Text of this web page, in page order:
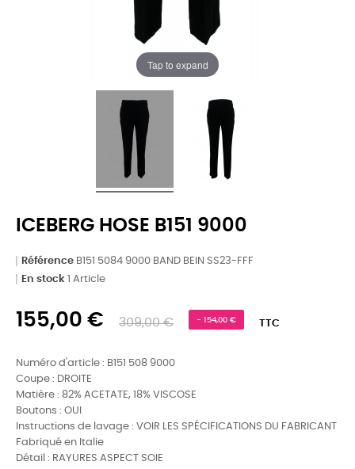
Tap to expand
ICEBERG HOSE B151 9000
Référence B151 5084 9000 BAND BEIN SS23-FFF
En stock 1 Article
155,00 € 309,00 € - 154,00 € TTC
Numéro d'article : B151 508 9000
Coupe : DROITE
Matière : 82% ACETATE, 18% VISCOSE
Boutons : OUI
Instructions de lavage : VOIR LES SPÉCIFICATIONS DU FABRICANT
Fabriqué en Italie
Détail : RAYURES ASPECT SOIE